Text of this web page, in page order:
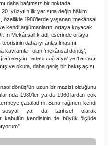
daha bağımsız bir noktada
yüzyılın ilk yarısına değin hâkim
özellikle 1980’lerde yaşanan ‘mekânsal
kendi argümanlarını ortaya koyacak
Mekânsallık adlı eserinde ortaya
daha iyi anlaşılmasını
kavramları olan ‘mekânsal dönüş’,
eleştiri’, ‘edebi coğrafya’ ve ‘haritacı
ve okura, daha geniş bir bakış açısı
dönüş”ün uzun bir mazisi olduğunu
1980’ler ya da 1960’lardan çok
çabaladım. Buna rağmen, kendi
sosyal ya da tarihsel olarak
kabulün kendisinin de büyük ölçüde